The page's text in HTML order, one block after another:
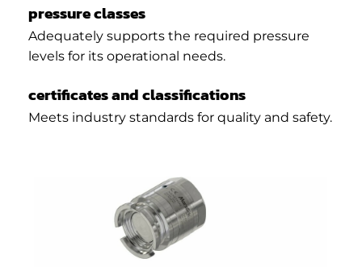
pressure classes
Adequately supports the required pressure
levels for its operational needs.
certificates and classifications
Meets industry standards for quality and safety.